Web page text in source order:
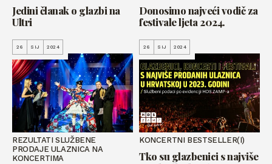
Jedini članak o glazbi na
Ultri
Donosimo najveći vodič za
festivale ljeta 2024.
26 SIJ 2024
REZULTATI SLUŽBENE
PRODAJE ULAZNICA NA
KONCERTIMA
26 SIJ 2024
KONCERTNI BESTSELLER(I)
Tko su glazbenici s najviše